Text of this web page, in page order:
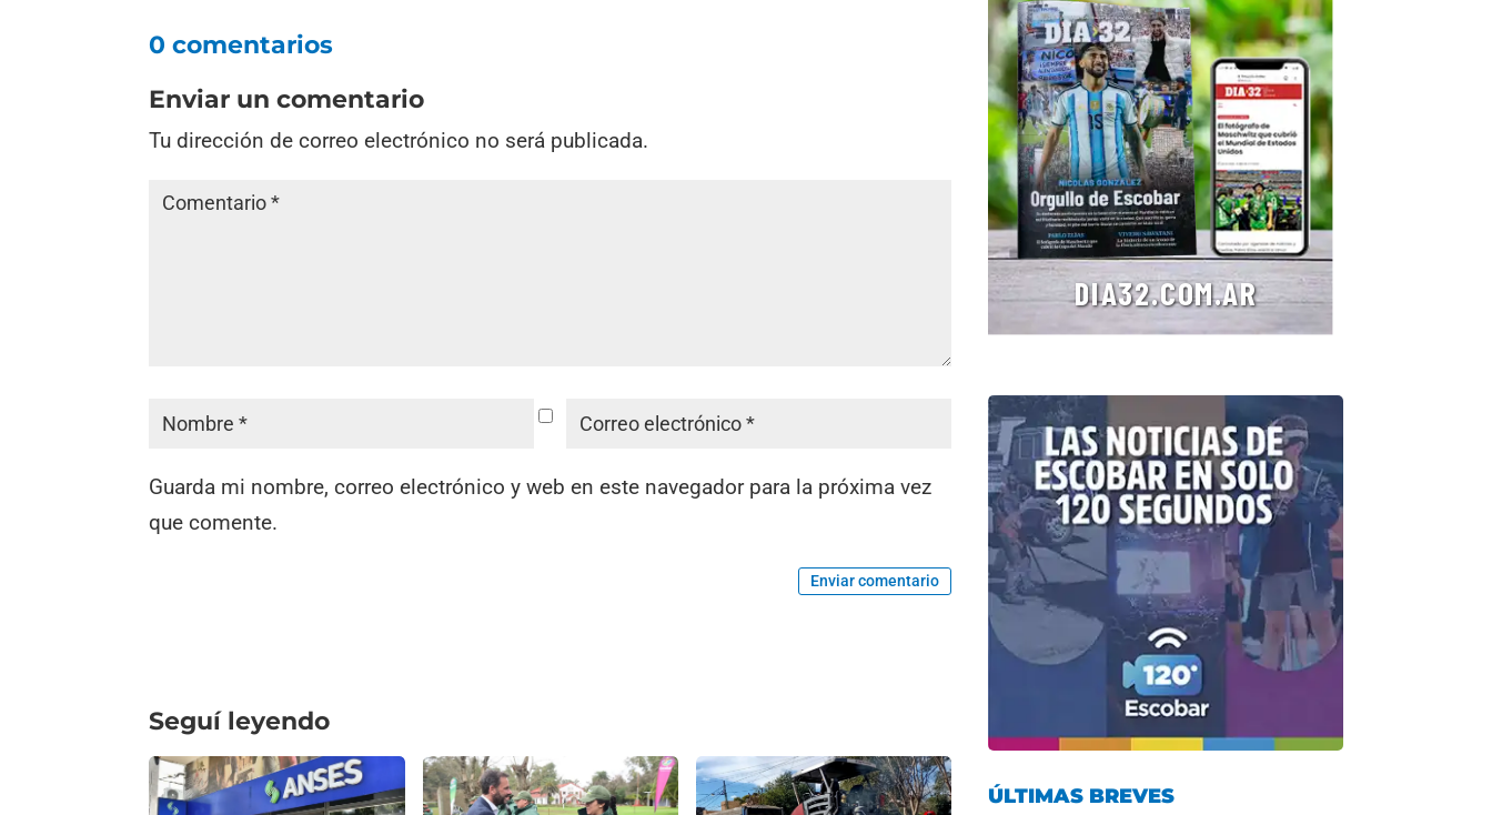
0 comentarios
Enviar un comentario
Tu dirección de correo electrónico no será publicada.
Guarda mi nombre, correo electrónico y web en este navegador para la próxima vez
que comente.
Enviar comentario
Seguí leyendo
ÚLTIMAS BREVES